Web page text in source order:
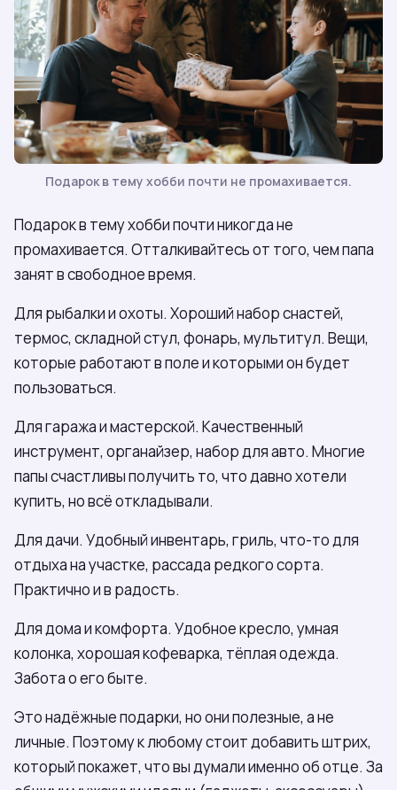
Подарок в тему хобби почти не промахивается.
Подарок в тему хобби почти никогда не
промахивается. Отталкивайтесь от того, чем папа
занят в свободное время.
Для рыбалки и охоты. Хороший набор снастей,
термос, складной стул, фонарь, мультитул. Вещи,
которые работают в поле и которыми он будет
пользоваться.
Для гаража и мастерской. Качественный
инструмент, органайзер, набор для авто. Многие
папы счастливы получить то, что давно хотели
купить, но всё откладывали.
Для дачи. Удобный инвентарь, гриль, что-то для
отдыха на участке, рассада редкого сорта.
Практично и в радость.
Для дома и комфорта. Удобное кресло, умная
колонка, хорошая кофеварка, тёплая одежда.
Забота о его быте.
Это надёжные подарки, но они полезные, а не
личные. Поэтому к любому стоит добавить штрих,
который покажет, что вы думали именно об отце. За